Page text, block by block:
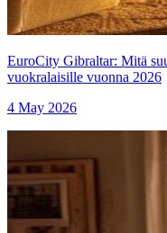
EuroCity Gibraltar: Mitä
vuokralaisille vuonna 2026
4 May 2026